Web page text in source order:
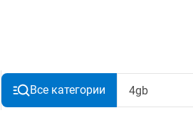
Все категории